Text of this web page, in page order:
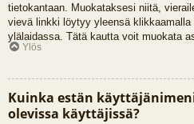
tietokantaan. Muokataksesi niitä,
vievä linkki löytyy yleensä
ylälaidassa. Tätä kautta voit muokata
Ylös
Kuinka estän
olevissa käyttäjissä?